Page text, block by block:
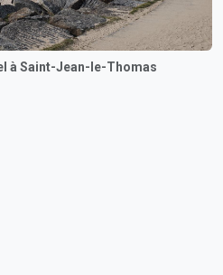
à Saint-Jean-le-Thomas